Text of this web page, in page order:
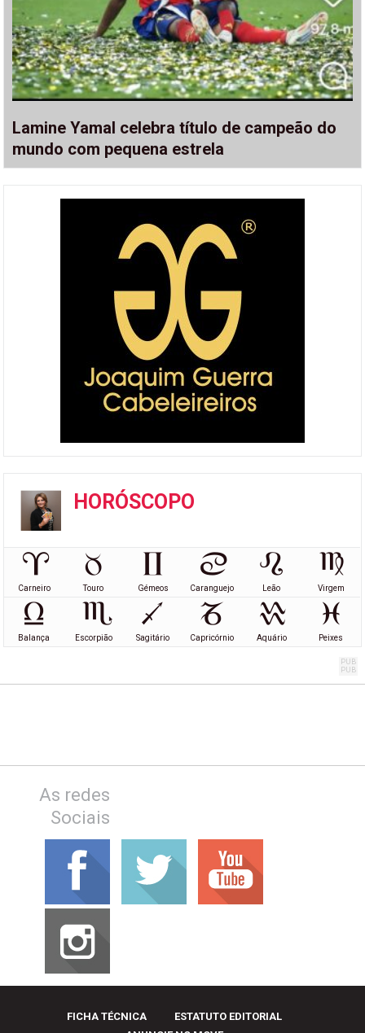
Lamine Yamal celebra título de campeão do
mundo com pequena estrela
HORÓSCOPO
Carneiro Touro Gémeos Caranguejo Leão Virgem
Balança Escorpião Sagitário Capricórnio Aquário Peixes
As redes
Sociais
FICHA TÉCNICA
ESTATUTO EDITORIAL